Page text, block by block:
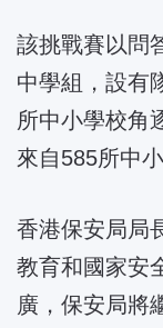
該挑戰賽以問
中學組，設有
所中小學校角
來自585所中
香港保安局局
教育和國家安
廣，保安局將